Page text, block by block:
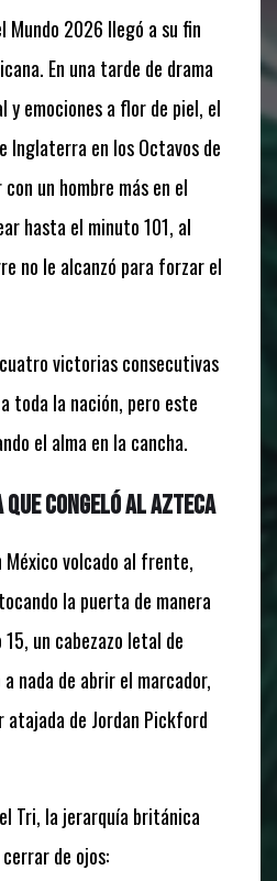
Mundo 2026 llegó a su fin
En una tarde de drama
y emociones a flor de piel, el
Inglaterra en los Octavos de
un hombre más en el
hasta el minuto 101, al
no le alcanzó para forzar el
victorias consecutivas
toda la nación, pero este
el alma en la cancha.
congeló al Azteca
volcado al frente,
la puerta de manera
un cabezazo letal de
nada de abrir el marcador,
atajada de Jordan Pickford
Tri, la jerarquía británica
de ojos: